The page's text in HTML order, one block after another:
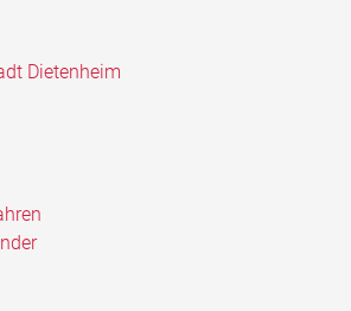
Dietenheim